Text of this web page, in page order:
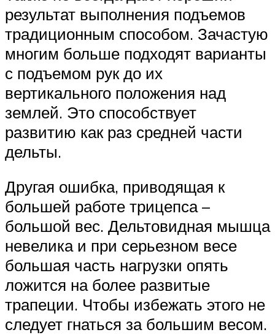
результат выполнения подъемов
традиционным способом. Зачастую
многим больше подходят варианты
с подъемом рук до их
вертикального положения над
землей. Это способствует
развитию как раз средней части
дельты.
Другая ошибка, приводящая к
большей работе трицепса –
большой вес. Дельтовидная мышца
невелика и при серьезном весе
большая часть нагрузки опять
ложится на более развитые
трапеции. Чтобы избежать этого не
следует гнаться за большим весом.